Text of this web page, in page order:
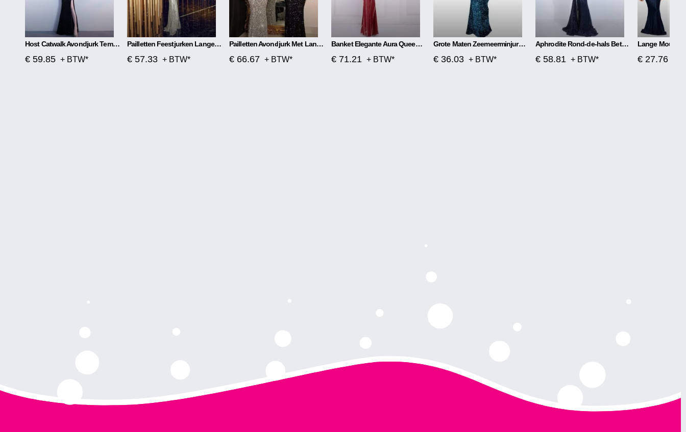
Host Catwalk Avondjurk Temperament Elegante Ruit
€ 59.85 + BTW*
Pailletten Feestjurken Lange Sectie
€ 57.33 + BTW*
Pailletten Avondjurk Met Lange Mouwen
€ 66.67 + BTW*
Banket Elegante Aura Queen Fishtail-jurk Met Lange Mouwen En Pailletten
€ 71.21 + BTW*
Grote Maten Zeemeerminjurk Met Kraag
€ 36.03 + BTW*
Aphrodite Rond-de-hals Betoverde Maxi-jurk
€ 58.81 + BTW* € 27.76